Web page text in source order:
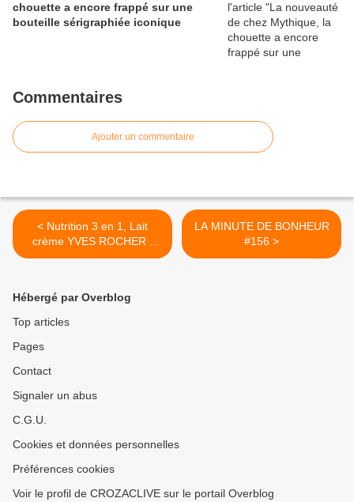
chouette a encore frappé sur une
bouteille sérigraphiée iconique
Commentaires
Ajouter un commentaire
< Nutrition 3 en 1, Lait
crème YVES ROCHER :
mon avis
LA MINUTE DE BONHEUR
#156 >
Hébergé par Overblog
Top articles
Pages
Contact
Signaler un abus
C.G.U.
Cookies et données personnelles
Préférences cookies
Voir le profil de CROZACLIVE sur le portail Overblog